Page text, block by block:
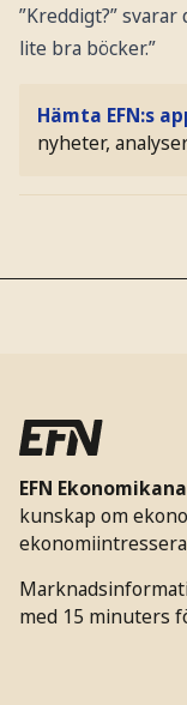
”Kreddigt?”
lite bra böcker.”
Hämta EFN:s
nyheter,
EFN
kunskap om
med 15 minuters